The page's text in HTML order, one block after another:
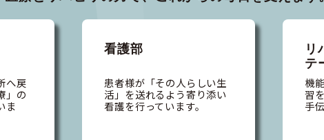
へ戻
」の
ま
看護部
患者様が「その人らしい生
活」を送れるよう寄り添い
看護を行っています。
リ
テ
機
習
手